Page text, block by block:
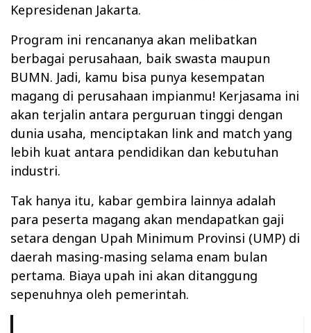
Kepresidenan Jakarta.
Program ini rencananya akan melibatkan
berbagai perusahaan, baik swasta maupun
BUMN. Jadi, kamu bisa punya kesempatan
magang di perusahaan impianmu! Kerjasama ini
akan terjalin antara perguruan tinggi dengan
dunia usaha, menciptakan link and match yang
lebih kuat antara pendidikan dan kebutuhan
industri.
Tak hanya itu, kabar gembira lainnya adalah
para peserta magang akan mendapatkan gaji
setara dengan Upah Minimum Provinsi (UMP) di
daerah masing-masing selama enam bulan
pertama. Biaya upah ini akan ditanggung
sepenuhnya oleh pemerintah.